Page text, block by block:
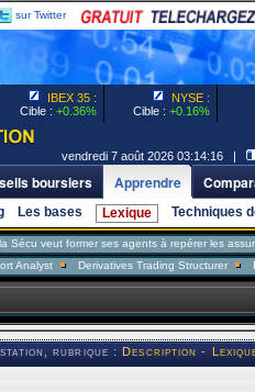
sur Twitter
IBEX 35 :
Cible : +0.36%
NYSE :
Cible : +0.16%
vendredi 7 août 2026 03:14:16 |
boursiers Apprendre
Les bases Lexique Techniques
former ses agents à repérer les assurés
Derivatives Trading Structurer FX Trader
rubrique :Description -